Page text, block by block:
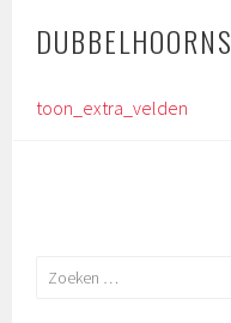
DUBBELHOORNS
toon_extra_velden
Zoeken